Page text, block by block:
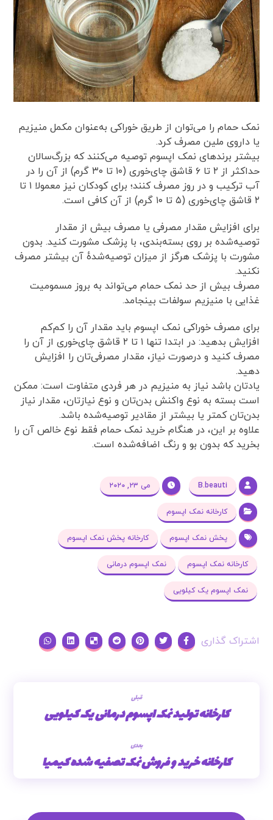
نمک حمام را می‌توان از طریق خوراکی به‌عنوان مکمل منیزیم
یا داروی ملین مصرف کرد.
بیشتر برندهای نمک اپسوم توصیه می‌کنند که بزرگ‌سالان
حداکثر از ۲ تا ۶ قاشق چای‌خوری (۱۰ تا ۳۰ گرم) از آن را در
آب ترکیب و در روز مصرف کنند؛ برای کودکان نیز معمولا ۱ تا
۲ قاشق چای‌خوری (۵ تا ۱۰ گرم) از آن کافی است.
برای افزایش مقدار مصرفی یا مصرف بیش از مقدار
توصیه‌شده بر روی بسته‌بندی، با پزشک مشورت کنید. بدون
مشورت با پزشک هرگز از میزان توصیه‌شدهٔ آن بیشتر مصرف
نکنید.
مصرف بیش‌ از حد نمک حمام می‌تواند به بروز مسمومیت
غذایی با منیزیم سولفات بینجامد.
برای مصرف خوراکی نمک اپسوم باید مقدار آن را کم‌کم
افزایش بدهید: در ابتدا تنها ۱ تا ۲ قاشق چای‌خوری از آن را
مصرف کنید و درصورت نیاز، مقدار مصرفی‌تان را افزایش
دهید.
یادتان باشد نیاز به منیزیم در هر فردی متفاوت است: ممکن
است بسته به نوع واکنش بدن‌تان و نوع نیازتان، مقدار نیاز
بدن‌تان کمتر یا بیشتر از مقادیر توصیه‌شده باشد.
علاوه‌ بر این، در هنگام خرید نمک حمام فقط نوع خالص آن را
بخرید که بدون بو و رنگ اضافه‌شده است.
B.beauti می ۲۳, ۲۰۲۰
کارخانه نمک اپسوم
پخش نمک اپسوم کارخانه پخش نمک اپسوم
کارخانه نمک اپسوم نمک اپسوم درمانی
نمک اپسوم یک کیلویی
قبلی
کارخانه تولید نمک اپسوم درمانی یک کیلویی
بعدی
کارخانه خرید و فروش نمک تصفیه شده کیمیا